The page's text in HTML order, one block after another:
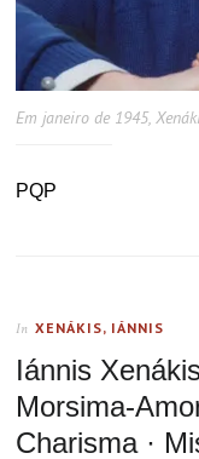
Em janeiro de 1945,
PQP
In XENÁKIS, IÁNNIS
Iánnis
Morsima-
Charisma ·